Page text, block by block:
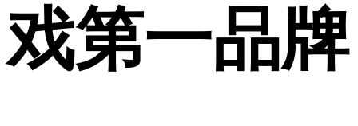
戏第一品牌